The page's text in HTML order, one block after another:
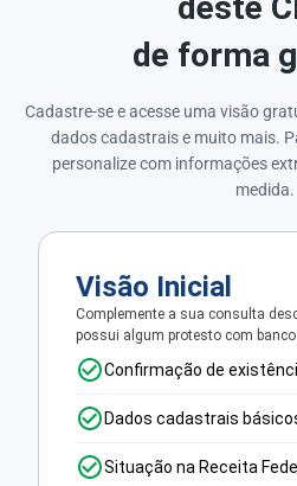
de forma
Cadastre-se e acesse uma visão
dados cadastrais e muito mais.
personalize com informações
medida.
Visão Inicial
Complemente a sua consulta
possui algum protesto com
Confirmação de
Dados cadastrais
Situação na Receita